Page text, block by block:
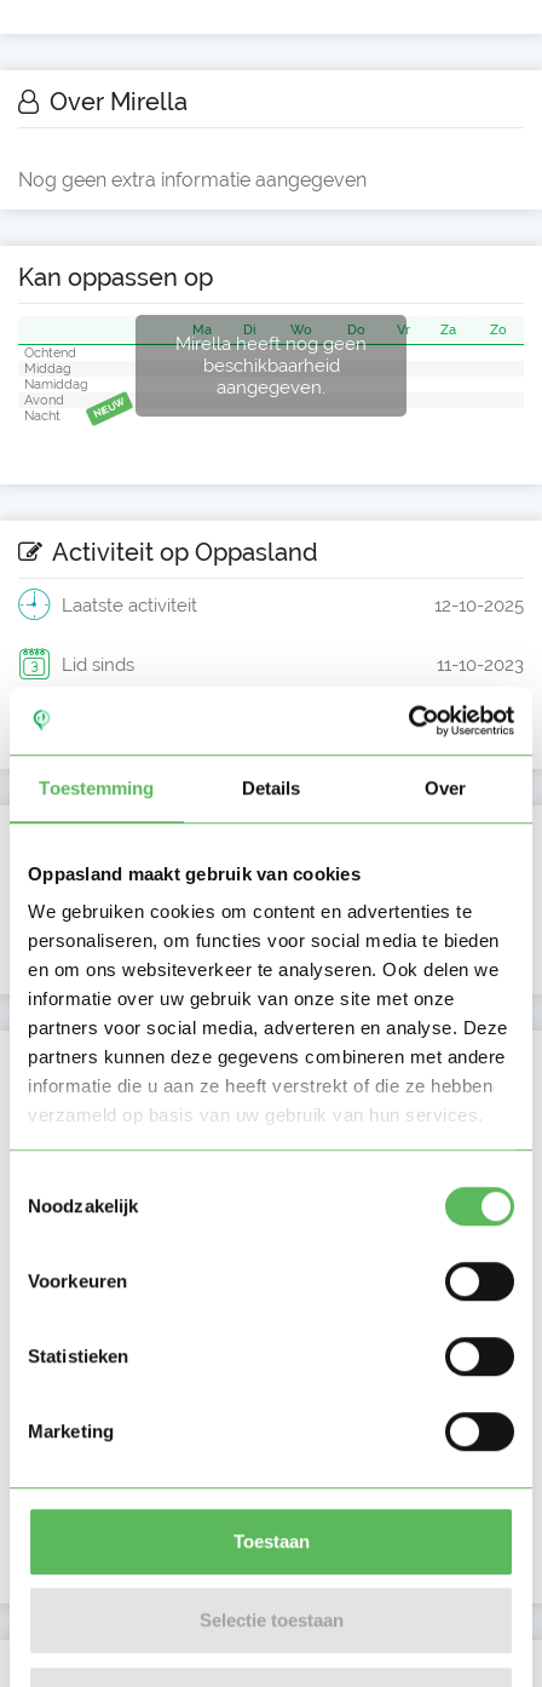
Toestemming Details Over
Oppasland maakt gebruik van cookies
We gebruiken cookies om content en advertenties te
personaliseren, om functies voor social media te bieden
en om ons websiteverkeer te analyseren. Ook delen we
informatie over uw gebruik van onze site met onze
partners voor social media, adverteren en analyse. Deze
partners kunnen deze gegevens combineren met andere
informatie die u aan ze heeft verstrekt of die ze hebben
verzameld op basis van uw gebruik van hun services.
Noodzakelijk
Voorkeuren
Statistieken
Marketing
Toestaan
Selectie toestaan
Over Mirella
Nog geen extra informatie aangegeven
Kan oppassen op
Mirella heeft nog geen
beschikbaarheid
aangegeven.
Ma Di Wo Do Vr Za
Zo
Ochtend
Middag
Namiddag
Avond
Nacht
NIEUW
Activiteit op Oppasland
Laatste activiteit 12-10-2025
Lid sinds 11-10-2023
11-10-2023
E-mailadres is geverifieerd
Google is gekoppeld
Locatie oppasadres (Appingedam)
Beoordelingen